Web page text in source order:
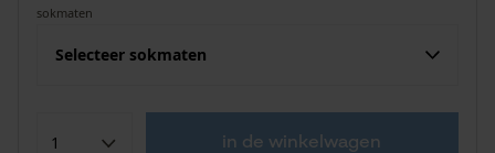
sokmaten
Selecteer sokmaten
in de winkelwagen